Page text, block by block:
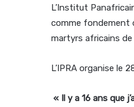
L’Institut
comme fondement
martyrs africains de
L’IPRA organise le
« Il y a 16 ans que